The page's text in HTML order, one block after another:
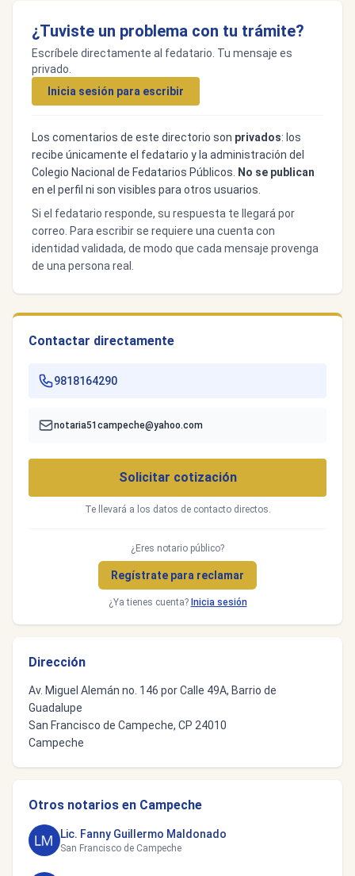
¿Tuviste un problema con tu trámite?
Escríbele directamente al fedatario. Tu mensaje es
privado.
Inicia sesión para escribir
Los comentarios de este directorio son privados: los
recibe únicamente el fedatario y la administración del
Colegio Nacional de Fedatarios Públicos.
No se publican
en el perfil ni son visibles para otros usuarios.
Si el fedatario responde, su respuesta te llegará por
correo. Para escribir se requiere una cuenta con
identidad validada, de modo que cada mensaje provenga
de una persona real.
Contactar directamente
9818164290
notaria51campeche@yahoo.com
Solicitar cotización
Te llevará a los datos de contacto directos.
¿Eres notario público?
Regístrate para reclamar
¿Ya tienes cuenta? Inicia sesión
Dirección
Av. Miguel Alemán no. 146 por Calle 49A, Barrio de
Guadalupe
San Francisco de Campeche, CP 24010
Campeche
Otros notarios en Campeche
Lic. Fanny Guillermo Maldonado
San Francisco de Campeche